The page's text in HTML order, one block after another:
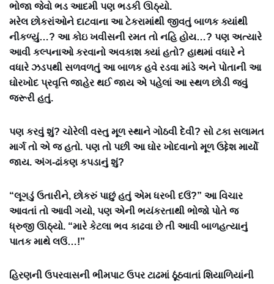
ભોજા જેવો ભડ આદમી પણ ભડકી ઊઠ્યો.
મરેલ છોકરાંઓને દાટવાના આ ટેકરામાંથી જીવતું બાળક ક્યાંથી
નીકળ્યું…? આ કોઇ ખવીસની રમત તો નહિ હોય…? પણ અત્યારે
આવી કલ્પનાઓ કરવાનો અવકાશ ક્યાં હતો? હાથમાં વધારે ને
વધારે ઝડપથી સળવળતું આ બાળક હવે રડવા માંડે અને પોતાની આ
ઘોરખોદ પ્રવૃત્તિ જાહેર થઈ જાય એ પહેલાં આ સ્થળ છોડી જવું
જરૂરી હતું.
પણ કરવું શું? ચોરેલી વસ્તુ મૂળ સ્થાને ગોઠવી દેવી? સો ટકા સલામત
માર્ગ તો એ જ હતો. પણ તો પછી આ ઘોર ખોદવાનો મૂળ ઉદ્દેશ માર્યો
જાય. અંગ-ઢાંકણ કપડાનું શું?
“લૂગડું ઉતારીને, છોકરું પાછું હતું એમ ધરબી દઉં?” આ વિચાર
આવતાં તો આવી ગયો, પણ એની ભયંકરતાથી ભોજો પોતે જ
ધ્રુજી ઊઠ્યો. “મારે કેટલા ભવ કાઢવા છે તી આવી બાળહત્યાનું
પાતક માથે લઉં…!”
હિરણની ઉપરવાસની ભીમપાટ ઉપર ટાઢમાં ઠૂંઠવાતાં શિયાળિયાંની